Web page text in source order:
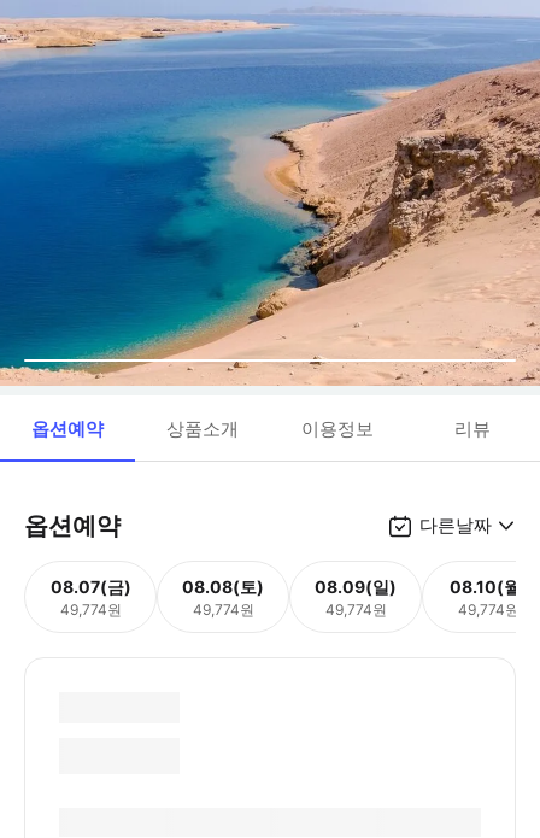
옵션예약 상품소개 이용정보 리뷰
옵션예약 다른날짜
08.07(금)
49,774원
08.08(토)
49,774원
08.09(일)
49,774원
08.10(월)
49,774원